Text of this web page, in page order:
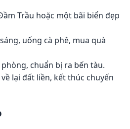
Trầu hoặc một bãi biển đẹp
uống cà phê, mua quà
phòng, chuẩn bị ra bến tàu.
lại đất liền, kết thúc chuyến